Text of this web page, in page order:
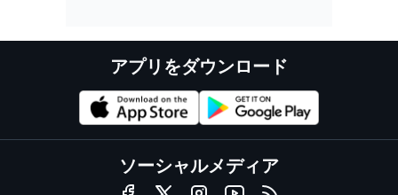
アプリをダウンロード
ソーシャルメディア